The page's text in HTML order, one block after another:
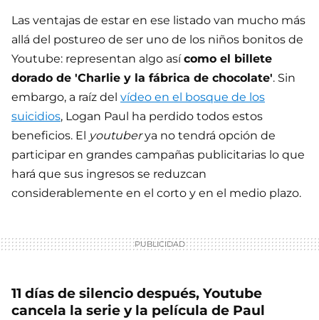
Las ventajas de estar en ese listado van mucho más
allá del postureo de ser uno de los niños bonitos de
Youtube: representan algo asícomo el billete
dorado de 'Charlie y la fábrica de chocolate'. Sin
embargo, a raíz del vídeo en el bosque de los
suicidios, Logan Paul ha perdido todos estos
beneficios. El youtuberya no tendrá opción de
participar en grandes campañas publicitarias lo que
hará que sus ingresos se reduzcan
considerablemente en el corto y en el medio plazo.
11 días de silencio después, Youtube
cancela la serie y la película de Paul